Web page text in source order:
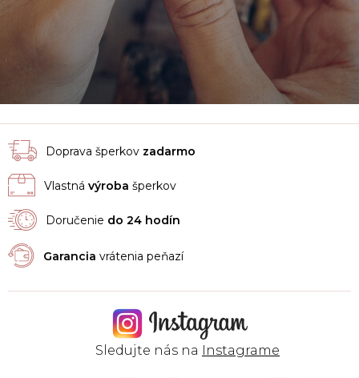
Doprava šperkov zadarmo
Vlastná výroba šperkov
Doručenie do 24 hodín
Garancia vrátenia peňazí
Sledujte nás na Instagrame